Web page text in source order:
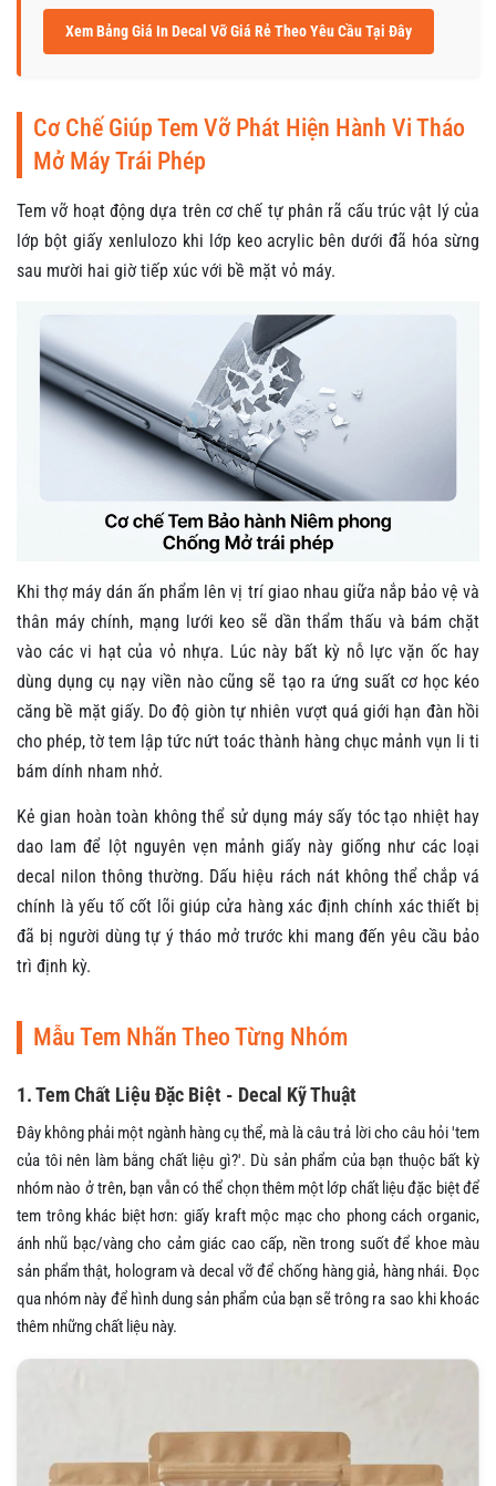
Xem Bảng Giá In Decal Vỡ Giá Rẻ Theo Yêu Cầu Tại Đây
Cơ Chế Giúp Tem Vỡ Phát Hiện Hành Vi Tháo
Mở Máy Trái Phép
Tem vỡ hoạt động dựa trên cơ chế tự phân rã cấu trúc vật lý của
lớp bột giấy xenlulozo khi lớp keo acrylic bên dưới đã hóa sừng
sau mười hai giờ tiếp xúc với bề mặt vỏ máy.
Khi thợ máy dán ấn phẩm lên vị trí giao nhau giữa nắp bảo vệ và
thân máy chính, mạng lưới keo sẽ dần thẩm thấu và bám chặt
vào các vi hạt của vỏ nhựa. Lúc này bất kỳ nỗ lực vặn ốc hay
dùng dụng cụ nạy viền nào cũng sẽ tạo ra ứng suất cơ học kéo
căng bề mặt giấy. Do độ giòn tự nhiên vượt quá giới hạn đàn hồi
cho phép, tờ tem lập tức nứt toác thành hàng chục mảnh vụn li ti
bám dính nham nhở.
Kẻ gian hoàn toàn không thể sử dụng máy sấy tóc tạo nhiệt hay
dao lam để lột nguyên vẹn mảnh giấy này giống như các loại
decal nilon thông thường. Dấu hiệu rách nát không thể chắp vá
chính là yếu tố cốt lõi giúp cửa hàng xác định chính xác thiết bị
đã bị người dùng tự ý tháo mở trước khi mang đến yêu cầu bảo
trì định kỳ.
Mẫu Tem Nhãn Theo Từng Nhóm
1. Tem Chất Liệu Đặc Biệt - Decal Kỹ Thuật
Đây không phải một ngành hàng cụ thể, mà là câu trả lời cho câu hỏi 'tem
của tôi nên làm bằng chất liệu gì?'. Dù sản phẩm của bạn thuộc bất kỳ
nhóm nào ở trên, bạn vẫn có thể chọn thêm một lớp chất liệu đặc biệt để
tem trông khác biệt hơn: giấy kraft mộc mạc cho phong cách organic,
ánh nhũ bạc/vàng cho cảm giác cao cấp, nền trong suốt để khoe màu
sản phẩm thật, hologram và decal vỡ để chống hàng giả, hàng nhái. Đọc
qua nhóm này để hình dung sản phẩm của bạn sẽ trông ra sao khi khoác
thêm những chất liệu này.